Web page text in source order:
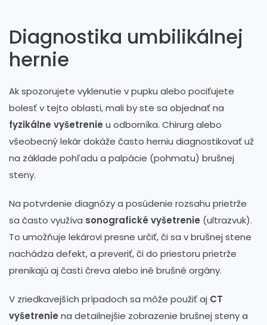
Diagnostika umbilikálnej
hernie
Ak spozorujete vyklenutie v pupku alebo pociťujete
bolesť v tejto oblasti, mali by ste sa objednať na
fyzikálne vyšetrenie u odborníka. Chirurg alebo
všeobecný lekár dokáže často herniu diagnostikovať už
na základe pohľadu a palpácie (pohmatu) brušnej
steny.
Na potvrdenie diagnózy a posúdenie rozsahu prietrže
sa často využíva sonografické vyšetrenie (ultrazvuk).
To umožňuje lekárovi presne určiť, či sa v brušnej stene
nachádza defekt, a preveriť, či do priestoru prietrže
prenikajú aj časti čreva alebo iné brušné orgány.
V zriedkavejších prípadoch sa môže použiť aj CT
vyšetrenie na detailnejšie zobrazenie brušnej steny a